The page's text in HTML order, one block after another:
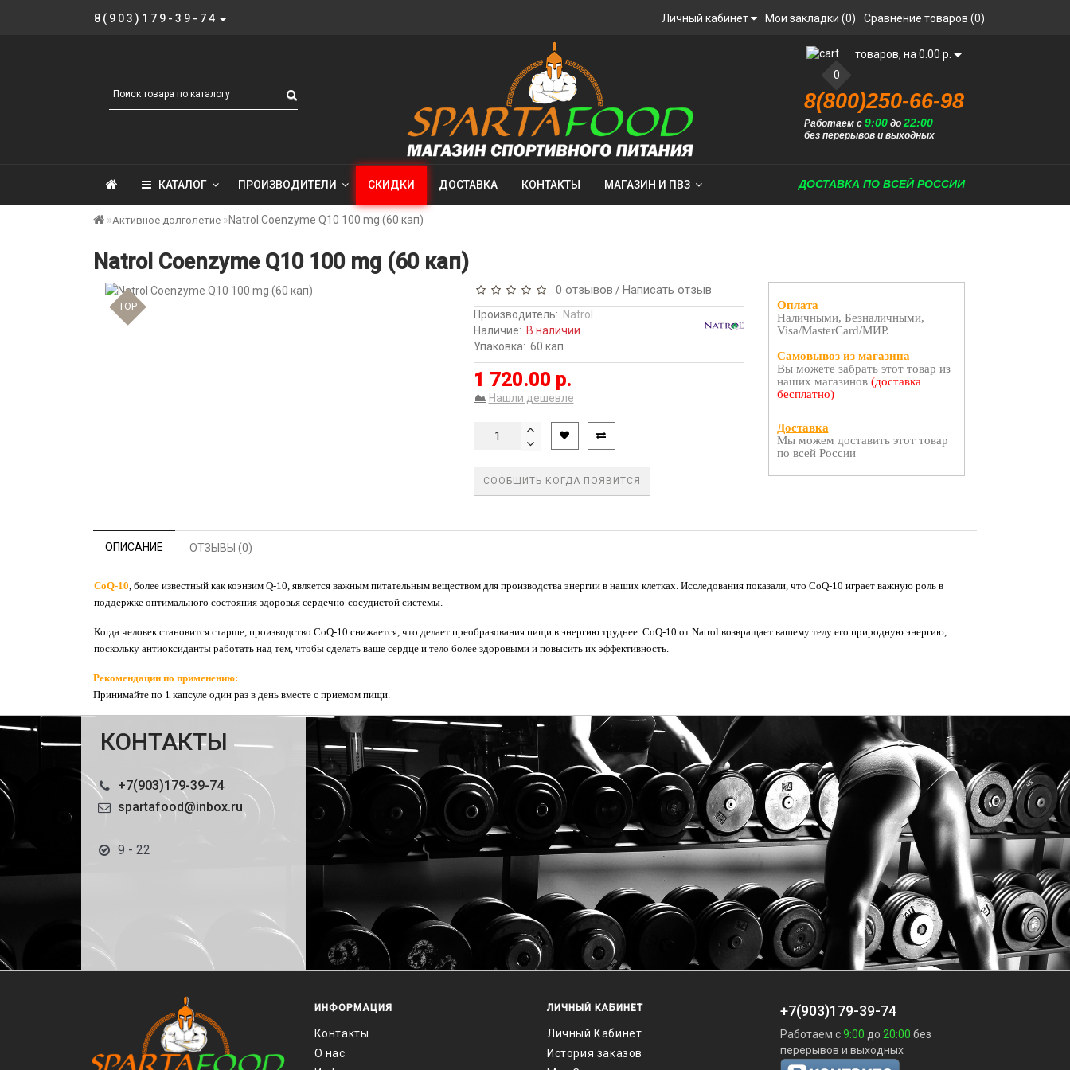
8(903)179-39-74 Личный кабинет Мои закладки (0) Сравнение товаров (0)
0
товаров, на 0.00 р.
8(800)250-66-98
Работаем с9:00 до22:00
без перерывов и выходных
КАТАЛОГ ПРОИЗВОДИТЕЛИ СКИДКИ ДОСТАВКА КОНТАКТЫ МАГАЗИН И ПВЗ ДОСТАВКА ПО ВСЕЙ РОССИИ
Активное долголетие Natrol Coenzyme Q10 100 mg (60 кап)
Natrol Coenzyme Q10 100 mg (60 кап)
TOP
0 отзывов / Написать отзыв
Производитель: Natrol
Наличие: В наличии
Упаковка: 60 кап
1 720.00 р.
Нашли дешевле
СООБЩИТЬ КОГДА ПОЯВИТСЯ
Оплата
Наличными, Безналичными,
Visa/MasterCard/МИР.
Самовывоз из магазина
Вы можете забрать этот товар из
наших магазинов (доставка
бесплатно)
Доставка
Мы можем доставить этот товар
по всей России
ОПИСАНИЕ ОТЗЫВЫ (0)
CoQ-10, более известный как коэнзим Q-10, является важным питательным веществом для производства энергии в наших клетках. Исследования показали, что CoQ-10 играет важную роль в
поддержке оптимального состояния здоровья сердечно-сосудистой системы.
Когда человек становится старше, производство CoQ-10 снижается, что делает преобразования пищи в энергию труднее. CoQ-10 от Natrol возвращает вашему телу его природную энергию,
поскольку антиоксиданты работать над тем, чтобы сделать ваше сердце и тело более здоровыми и повысить их эффективность.
Рекомендации по применению:
Принимайте по 1 капсуле один раз в день вместе с приемом пищи.
КОНТАКТЫ
+7(903)179-39-74
spartafood@inbox.ru
9 - 22
ИНФОРМАЦИЯ
Контакты
О нас
ЛИЧНЫЙ КАБИНЕТ
Личный Кабинет
История заказов
+7(903)179-39-74
Работаем с9:00 до 20:00 без
перерывов и выходных